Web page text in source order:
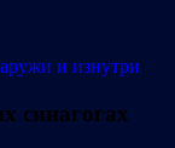
и изнутри
синагогах